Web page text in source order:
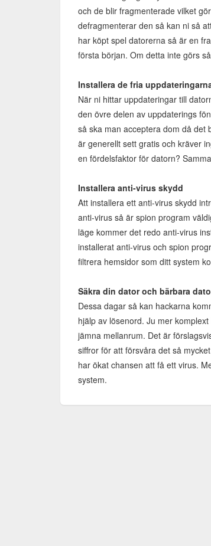
och de blir fragmenterade vilket
defragmenterar den så kan ni så
har köpt spel datorerna så är en
första början. Om detta inte görs
Installera de fria
När ni hittar uppdateringar till
den övre delen av uppdaterings
så ska man acceptera dom då det
är generellt sett gratis och kräver
en fördelsfaktor för datorn?
Installera anti-virus skydd
Att installera ett anti-virus skydd
anti-virus så är spion program
läge kommer det redo anti-virus
installerat anti-virus och spion
filtrera hemsidor som ditt system
Säkra din dator och bärbara
Dessa dagar så kan hackarna
hjälp av lösenord. Ju mer
jämna mellanrum. Det är
siffror för att försvåra det så
har ökat chansen att få ett virus.
system.